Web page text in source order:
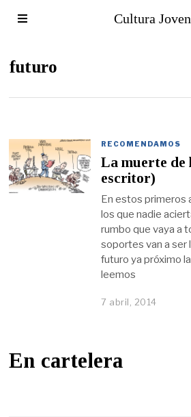
Cultura Joven
futuro
RECOMENDAMOS
La muerte de
escritor)
En estos primeros
los que nadie
rumbo que vaya a
soportes van a ser
futuro ya próximo
leemos
7 abril, 2014
En cartelera